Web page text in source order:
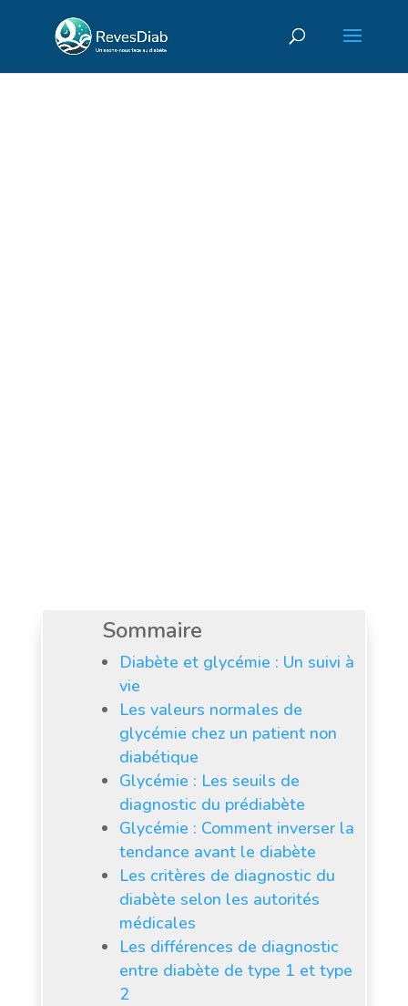
Sommaire
Diabète et glycémie : Un suivi à
vie
Les valeurs normales de
glycémie chez un patient non
diabétique
Glycémie : Les seuils de
diagnostic du prédiabète
Glycémie : Comment inverser la
tendance avant le diabète
Les critères de diagnostic du
diabète selon les autorités
médicales
Les différences de diagnostic
entre diabète de type 1 et type
2